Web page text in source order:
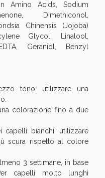
Amino Acids, Sodium
Dimethiconol,
Chinensis (Jojoba)
Glycol, Linalool,
Geraniol, Benzyl
tono: utilizzare una
colorazione fino a due
capelli bianchi: utilizzare
scura rispetto al colore
3 settimane, in base
capelli molto lunghi
fino al 55% valido